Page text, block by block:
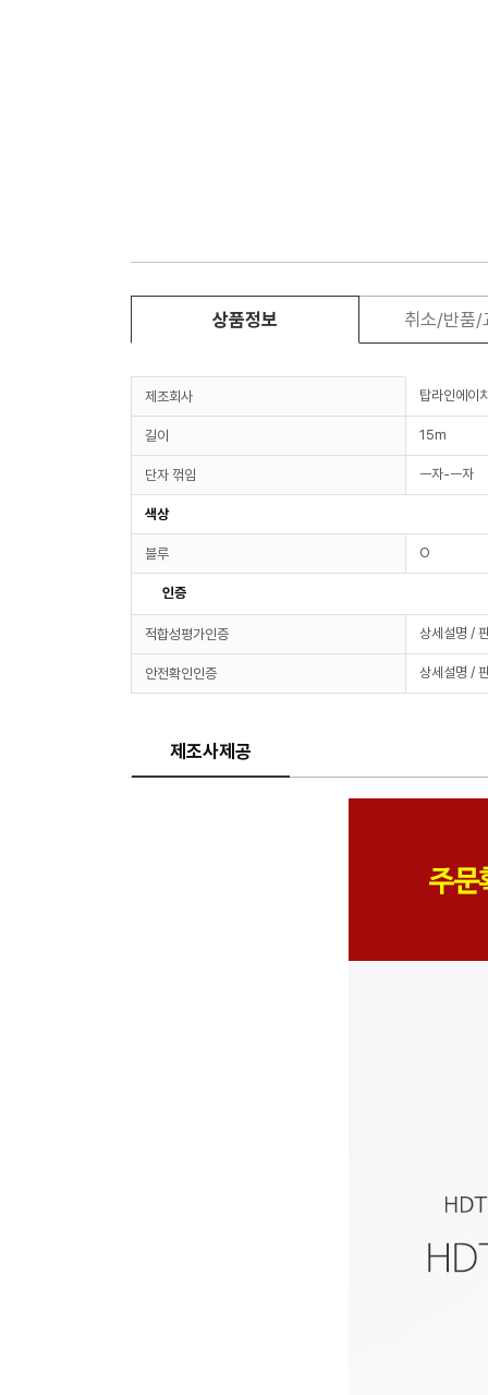
상품정보 취소/반품/
제조회사 탑라인에이
길이 15m
단자 꺾임 ㅡ자-ㅡ자
색상
블루 O
인증
적합성평가인증 상세설명 /
안전확인인증 상세설명 /
제조사제공